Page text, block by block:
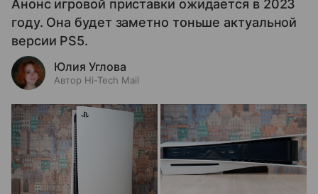
Анонс игровой приставки ожидается в 2023
году. Она будет заметно тоньше актуальной
версии PS5.
Юлия Углова
Автор Hi-Tech Mail